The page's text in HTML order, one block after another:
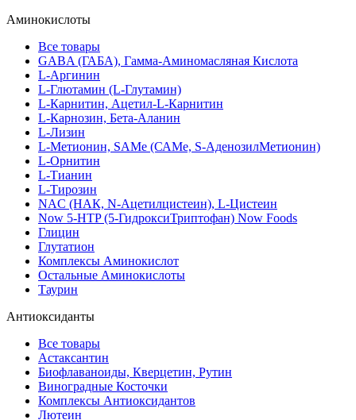
Аминокислоты
Все товары
GABA (ГАБА), Гамма-Аминомасляная Кислота
L-Аргинин
L-Глютамин (L-Глутамин)
L-Карнитин, Ацетил-L-Карнитин
L-Карнозин, Бета-Аланин
L-Лизин
L-Метионин, SAMe (САМе, S-АденозилМетионин)
L-Орнитин
L-Тианин
L-Тирозин
NAC (НАК, N-Ацетилцистеин), L-Цистеин
Now 5-HTP (5-ГидроксиТриптофан) Now Foods
Глицин
Глутатион
Комплексы Аминокислот
Остальные Аминокислоты
Таурин
Антиоксиданты
Все товары
Астаксантин
Биофлаваноиды, Кверцетин, Рутин
Виноградные Косточки
Комплексы Антиоксидантов
Лютеин